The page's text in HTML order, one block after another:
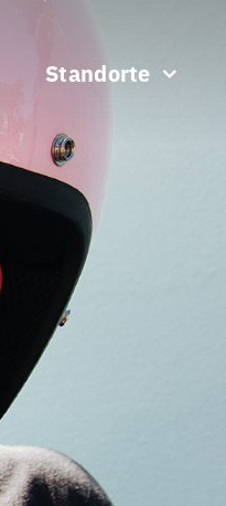
Standorte